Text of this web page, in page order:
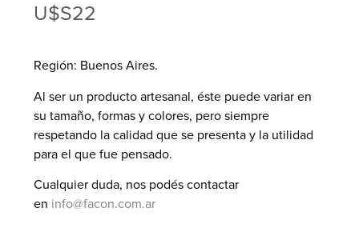
U$S22
Región: Buenos Aires.
Al ser un producto artesanal, éste puede variar en
su tamaño, formas y colores, pero siempre
respetando la calidad que se presenta y la utilidad
para el que fue pensado.
Cualquier duda, nos podés contactar
en info@facon.com.ar